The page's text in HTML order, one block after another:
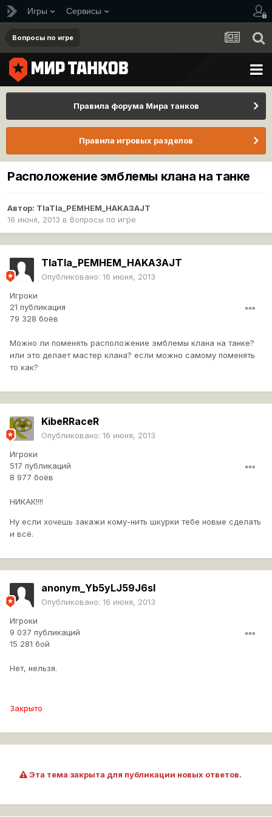
Игры Сервисы
Вопросы по игре
Правила форума Мира танков
Правила игровых разделов
Расположение эмблемы клана на танке
Автор: TIaTIa_PEMHEM_HAKA3AJT
16 июня, 2013 в Вопросы по игре
TIaTIa_PEMHEM_HAKA3AJT
Опубликовано: 16 июня, 2013
Игроки
21 публикация
79 328 боёв
Можно ли поменять расположение эмблемы клана на танке?
или это делает мастер клана? если можно самому поменять
то как?
KibeRRaceR
Опубликовано: 16 июня, 2013
Игроки
517 публикаций
8 977 боёв
НИКАК!!!!
Ну если хочешь закажи кому-нить шкурки тебе новые сделать
и всё.
anonym_Yb5yLJ59J6sI
Опубликовано: 16 июня, 2013
Игроки
9 037 публикаций
15 281 бой
Нет, нельзя.
Закрыто
Эта тема закрыта для публикации новых ответов.